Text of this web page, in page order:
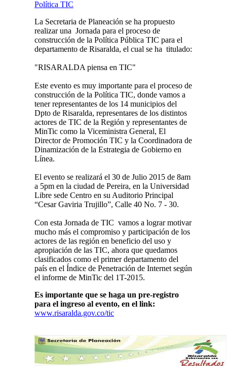
La Secretaria de Planeación se ha propuesto
realizar una Jornada para el proceso de
construcción de la Política Pública TIC para el
departamento de Risaralda, el cual se ha titulado:
"RISARALDA piensa en TIC"
Este evento es muy importante para el proceso de
construcción de la Política TIC, donde vamos a
tener representantes de los 14 municipios del
Dpto de Risaralda, representares de los distintos
actores de TIC de la Región y representantes de
MinTic como la Viceministra General, El
Director de Promoción TIC y la Coordinadora de
Dinamización de la Estrategia de Gobierno en
Línea.
El evento se realizará el 30 de Julio 2015 de 8am
a 5pm en la ciudad de Pereira, en la Universidad
Libre sede Centro en su Auditorio Principal
“Cesar Gaviria Trujillo”, Calle 40 No. 7 - 30.
Con esta Jornada de TIC vamos a lograr motivar
mucho más el compromiso y participación de los
actores de las región en beneficio del uso y
apropiación de las TIC, ahora que quedamos
clasificados como el primer departamento del
país en el Índice de Penetración de Internet según
el informe de MinTic del 1T-2015.
Es importante que se haga un pre-registro
para el ingreso al evento, en el link:
www.risaralda.gov.co/tic